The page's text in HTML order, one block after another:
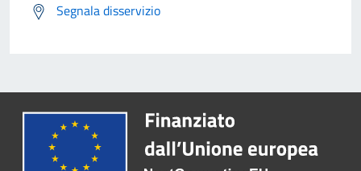
Segnala disservizio